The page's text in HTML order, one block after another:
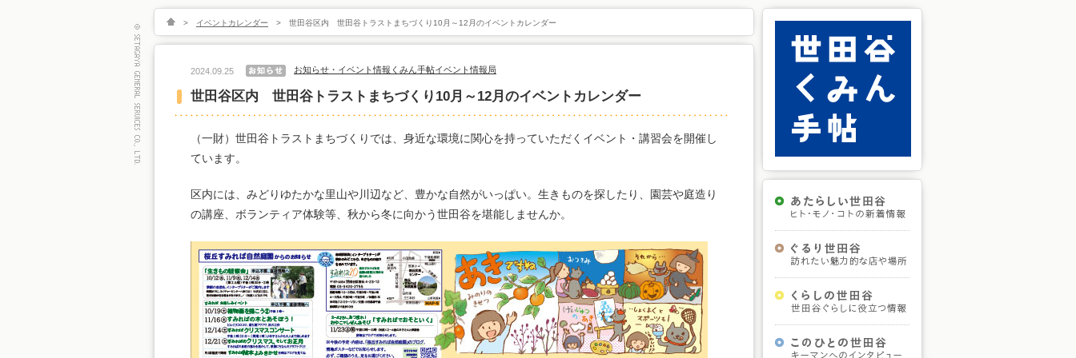
> イベントカレンダー > 世田谷区内 世田谷トラストまちづくり10月～12月のイベントカレンダー
2024.09.25 お知らせ・イベント情報 くみん手帖イベント情報局
世田谷区内 世田谷トラストまちづくり10月～12月のイベントカレンダー
（一財）世田谷トラストまちづくりでは、身近な環境に関心を持っていただくイベント・講習会を開催し
ています。
区内には、みどりゆたかな里山や川辺など、豊かな自然がいっぱい。生きものを探したり、園芸や庭造り
の講座、ボランティア体験等、秋から冬に向かう世田谷を堪能しませんか。